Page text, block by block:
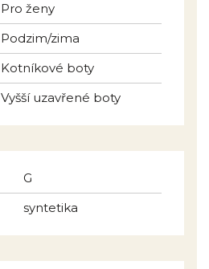
Pro ženy
Podzim/zima
Kotníkové boty
Vyšší uzavřené boty
G
syntetika